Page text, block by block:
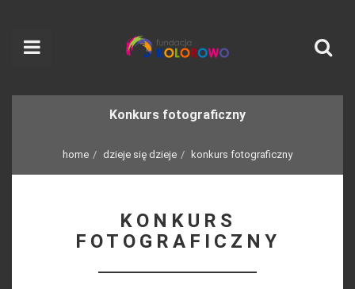
Konkurs fotograficzny
home dzieje się dzieje konkurs fotograficzny
KONKURS
FOTOGRAFICZNY